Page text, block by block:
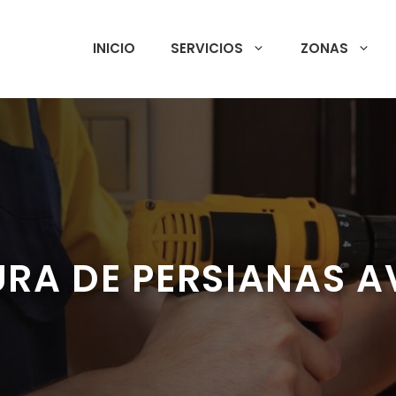
INICIO SERVICIOS ZONAS
DE PERSIANAS